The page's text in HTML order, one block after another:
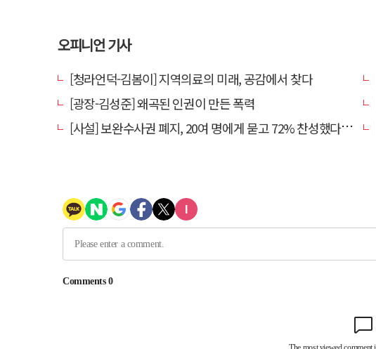
오피니언 기사
[청라언덕-김봄이] 지역의료의 미래, 공감에서 찾다
[광장-김성준] 왜곡된 인권이 만든 폭력
[사설] 보완수사권 폐지, 20여 명에게 묻고 72% 찬성했다고 밀어붙였다니